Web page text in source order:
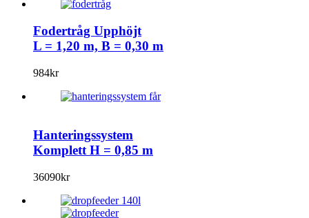
Fodertråg Upphöjt
L = 1,20 m, B = 0,30 m
984kr
Hanteringssystem
Komplett H = 0,85 m
36090kr